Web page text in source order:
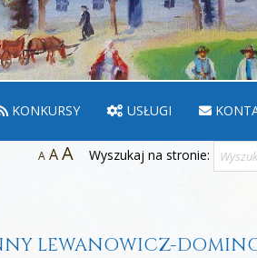
KONKURSY USŁUGI
A AA Wyszukaj na stronie:
LEWANOWICZ-